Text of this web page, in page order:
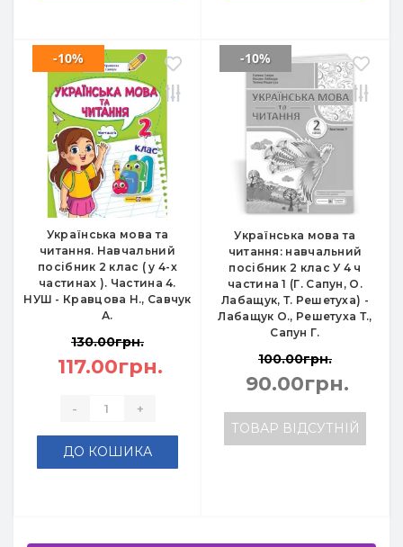
Українська мова та
читання. Навчальний
посібник 2 клас ( у 4-х
частинах ). Частина 4.
НУШ - Кравцова Н., Савчук
А.
-10%
130.00грн.
117.00грн.
- +
ДО КОШИКА
Українська мова та
читання: навчальний
посібник 2 клас У 4 ч
частина 1 (Г. Сапун, О.
Лабащук, Т. Решетуха) -
Лабащук О., Решетуха Т.,
Сапун Г.
-10%
100.00грн.
90.00грн.
ТОВАР ВІДСУТНІЙ